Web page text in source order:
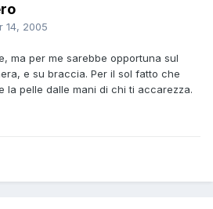
14, 2005
ma per me sarebbe opportuna sul
e su braccia. Per il sol fatto che
la pelle dalle mani di chi ti accarezza.